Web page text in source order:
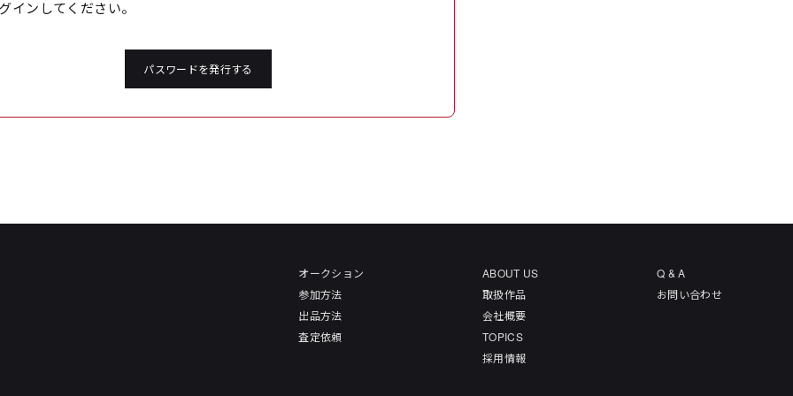
インしてください。
パスワードを発行する
オークション
参加方法
出品方法
査定依頼
ABOUT US
取扱作品
会社概要
TOPICS
採用情報
Q & A
お問い合わせ